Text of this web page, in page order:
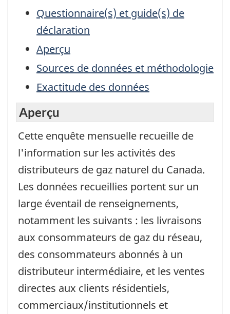
Questionnaire(s) et guide(s) de
déclaration
Aperçu
Sources de données et méthodologie
Exactitude des données
Aperçu
Cette enquête mensuelle recueille de
l'information sur les activités des
distributeurs de gaz naturel du Canada.
Les données recueillies portent sur un
large éventail de renseignements,
notamment les suivants : les livraisons
aux consommateurs de gaz du réseau,
des consommateurs abonnés à un
distributeur intermédiaire, et les ventes
directes aux clients résidentiels,
commerciaux/institutionnels et